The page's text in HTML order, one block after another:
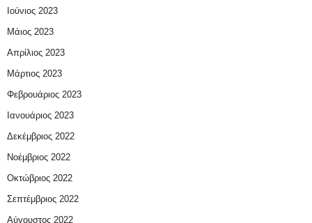
Ιούνιος 2023
Μάιος 2023
Απρίλιος 2023
Μάρτιος 2023
Φεβρουάριος 2023
Ιανουάριος 2023
Δεκέμβριος 2022
Νοέμβριος 2022
Οκτώβριος 2022
Σεπτέμβριος 2022
Αύγουστος 2022